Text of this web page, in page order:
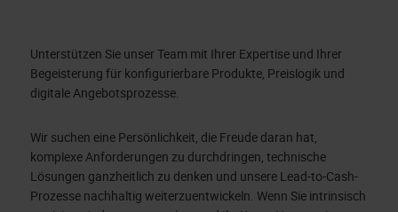
Unterstützen Sie unser Team mit Ihrer Expertise und Ihrer
Begeisterung für konfigurierbare Produkte, Preislogik und
digitale Angebotsprozesse.
Wir suchen eine Persönlichkeit, die Freude daran hat,
komplexe Anforderungen zu durchdringen, technische
Lösungen ganzheitlich zu denken und unsere Lead-to-Cash-
Prozesse nachhaltig weiterzuentwickeln. Wenn Sie intrinsisch